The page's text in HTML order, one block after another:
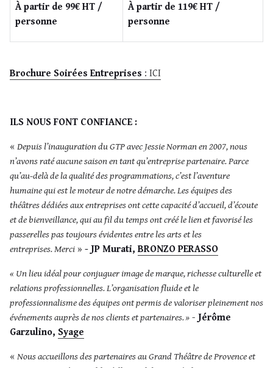
À partir de 99€ HT /
personne
À partir de 119€ HT /
personne
Brochure Soirées Entreprises : ICI
ILS NOUS FONT CONFIANCE :
« Depuis l’inauguration du GTP avec Jessie Norman en 2007, nous
n’avons raté aucune saison en tant qu’entreprise partenaire. Parce
qu’au-delà de la qualité des programmations, c’est l’aventure
humaine qui est le moteur de notre démarche. Les équipes des
théâtres dédiées aux entreprises ont cette capacité d’accueil, d’écoute
et de bienveillance, qui au fil du temps ont créé le lien et favorisé les
passerelles pas toujours évidentes entre les arts et les
entreprises.Merci » - JP Murati, BRONZO PERASSO
« Un lieu idéal pour conjuguer image de marque, richesse culturelle et
relations professionnelles. L’organisation fluide et le
professionnalisme des équipes ont permis de valoriser pleinement nos
événements auprès de nos clients et partenaires.» -Jérôme
Garzulino, Syage
« Nous accueillons des partenaires au Grand Théâtre de Provence et